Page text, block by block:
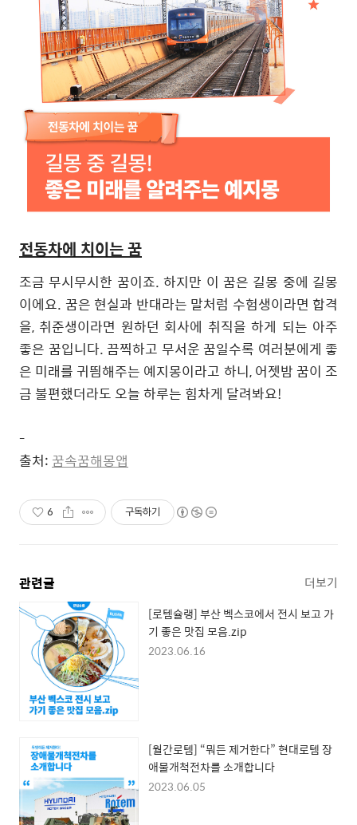
전동차에 치이는 꿈
조금 무시무시한 꿈이죠.하지만 이 꿈은 길몽 중에 길몽
이에요. 꿈은 현실과 반대라는 말처럼 수험생이라면 합격
을, 취준생이라면 원하던 회사에 취직을 하게 되는 아주
좋은 꿈입니다.끔찍하고 무서운 꿈일수록 여러분에게 좋
은 미래를 귀띔해주는 예지몽이라고 하니,어젯밤 꿈이 조
금 불편했더라도 오늘 하루는 힘차게 달려봐요!
-
출처: 꿈속꿈해몽앱
6 구독하기
관련글 더보기
[로템슐랭] 부산 벡스코에서 전시 보고 가
기 좋은 맛집 모음.zip
2023.06.16
[월간로템] “뭐든 제거한다” 현대로템 장
애물개척전차를 소개합니다
2023.06.05